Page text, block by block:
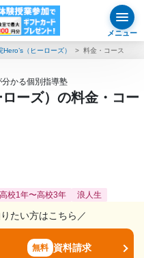
メニュー
（ヒーローズ） 料金・コース
分かる個別指導塾
ーズ）の料金・コー
高校1年〜高校3年 浪人生
たい方はこちら／
無料 資料請求